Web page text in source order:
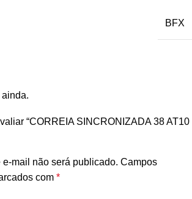
BFX
“CORREIA SINCRONIZADA 38 AT10
mail não será publicado. Campos
com *